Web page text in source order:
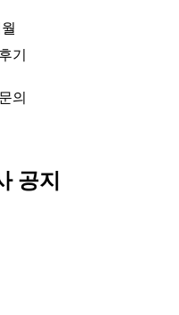
기
의
공지